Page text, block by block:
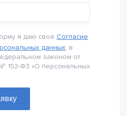
я даю своё Согласие
данных, в
законом от
152-Ф3 «О персональных